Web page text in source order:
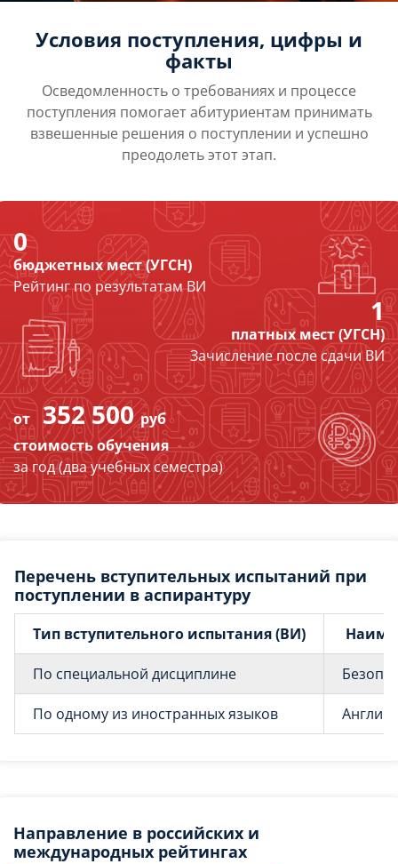
Условия поступления, цифры и
факты
Осведомленность о требованиях и процессе
поступления помогает абитуриентам принимать
взвешенные решения о поступлении и успешно
преодолеть этот этап.
0
бюджетных мест (УГСН)
Рейтинг по результатам ВИ
1
платных мест (УГСН)
Зачисление после сдачи ВИ
от 352 500руб
стоимость обучения
за год (два учебных семестра)
Перечень вступительных испытаний при
поступлении в аспирантуру
Тип вступительного испытания (ВИ)
По специальной дисциплине
По одному из иностранных языков
Направление в российских и
международных рейтингах